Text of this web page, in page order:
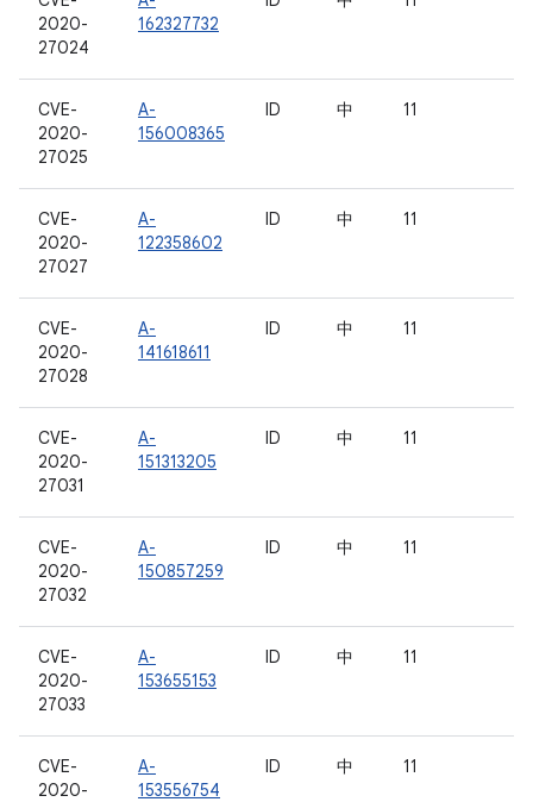
2020-
27024
162327732
CVE-
2020-
27025
A-
156008365
ID 中 11
CVE-
2020-
27027
A-
122358602
ID 中 11
CVE-
2020-
27028
A-
141618611
ID 中 11
CVE-
2020-
27031
A-
151313205
ID 中 11
CVE-
2020-
27032
A-
150857259
ID 中 11
CVE-
2020-
27033
A-
153655153
ID 中 11
CVE-
2020-
A-
153556754
ID 中 11